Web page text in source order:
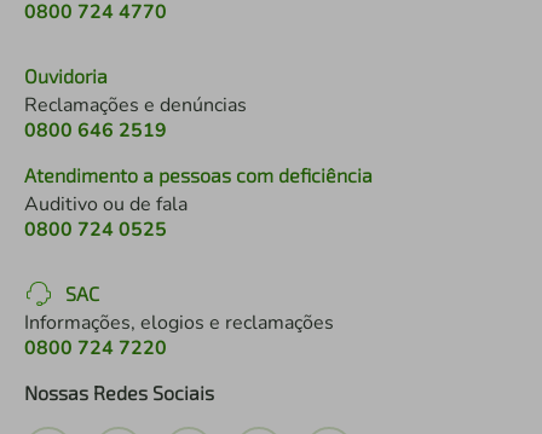
0800 724 4770
Ouvidoria
Reclamações e denúncias
0800 646 2519
Atendimento a pessoas com deficiência
Auditivo ou de fala
0800 724 0525
SAC
Informações, elogios e reclamações
0800 724 7220
Nossas Redes Sociais